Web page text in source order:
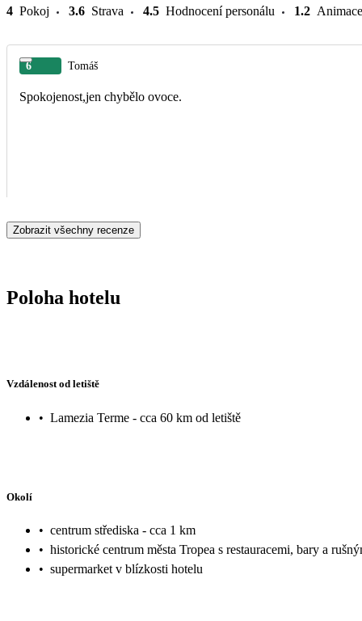
4 Pokoj 3.6 Strava 4.5 Hodnocení personálu 1.2 Animace
6 Tomáš
Spokojenost,jen chybělo ovoce.
Zobrazit všechny recenze
Poloha hotelu
Vzdálenost od letiště
• Lamezia Terme - cca 60 km od letiště
Okolí
• centrum střediska - cca 1 km
• historické centrum města Tropea s restauracemi, bary a
• supermarket v blízkosti hotelu